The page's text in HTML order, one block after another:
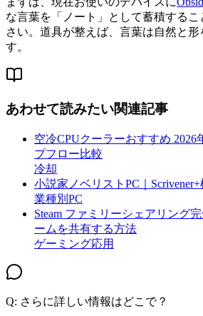
な言葉を「ノート」として蓄積する
さい。道具が整えば、言葉は自然と
す。
あわせて読みたい関連記事
空冷CPUクーラーおすすめ 2026
プフロー比較
冷却
小説家ノベリストPC｜
業種別PC
Steam ファミリーシェアリング
ームを共有する方法
ゲーミング応用
Q: さらに詳しい情報はどこで？